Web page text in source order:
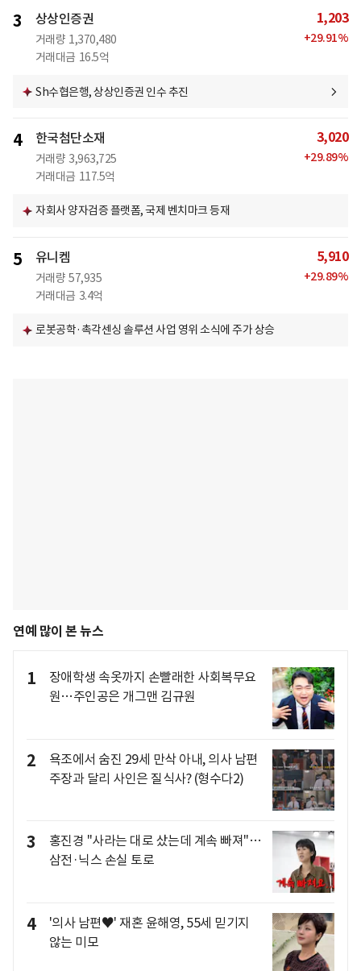
3 상상인증권
거래량 1,370,480
거래대금 16.5억
1,203
+29.91%
Sh수협은행, 상상인증권 인수 추진
4 한국첨단소재
거래량 3,963,725
거래대금 117.5억
3,020
+29.89%
자회사 양자검증 플랫폼, 국제 벤치마크 등재
5 유니켐
거래량 57,935
거래대금 3.4억
5,910
+29.89%
로봇공학·촉각센싱 솔루션 사업 영위 소식에 주가 상승
연예 많이 본 뉴스
1
장애학생 속옷까지 손빨래한 사회복무요
원…주인공은 개그맨 김규원
2
욕조에서 숨진 29세 만삭 아내, 의사 남편
주장과 달리 사인은 질식사? (형수다2)
3
홍진경 "사라는 대로 샀는데 계속 빠져"…
삼전·닉스 손실 토로
4
'의사 남편♥' 재혼 윤해영, 55세 믿기지
않는 미모